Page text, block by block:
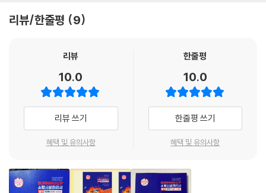
리뷰/한줄평 9
리뷰
10.0
리뷰 쓰기
혜택 및 유의사항
한줄평
10.0
한줄평 쓰기
혜택 및 유의사항